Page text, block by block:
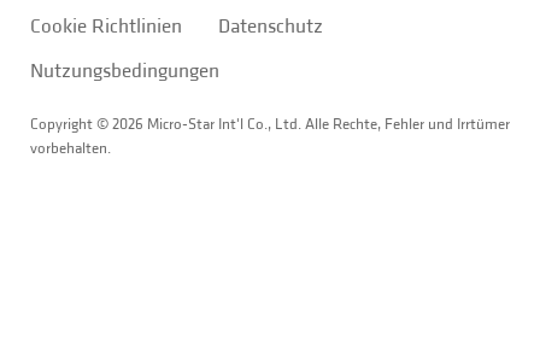
Copyright © 2026 Micro-Star Int'l Co., Ltd. Alle Rechte, Fehler und Irrtümer
vorbehalten.
Cookie Richtlinien
Datenschutz
Nutzungsbedingungen